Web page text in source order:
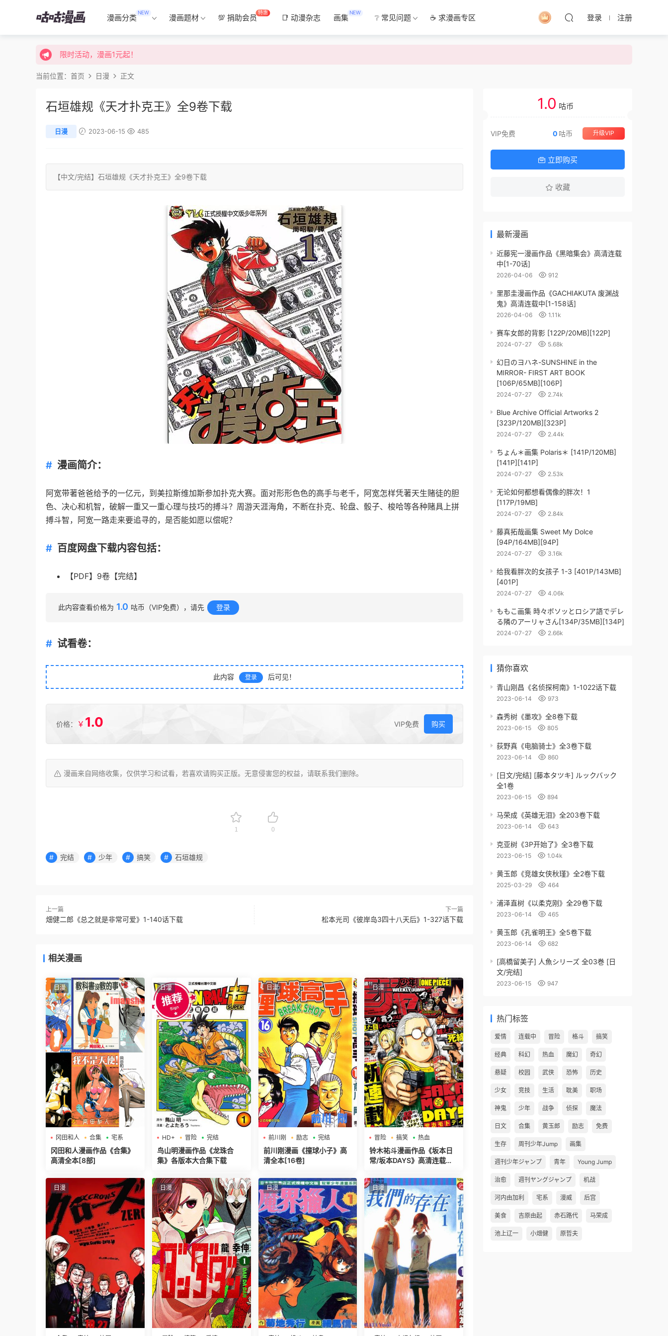
漫画分类
NEW
漫画题材 💯 捐助会员
特惠
📑 动漫杂志 画集
NEW
❔ 常见问题 ☕ 求漫画专区 登录 注册
限时特价购买终身会员享受全站免费体验！
限时特价购买终身会员享受全站免费体验！
当前位置： 首页 日漫 正文
石垣雄规《天才扑克王》全9卷下载
日漫 2023-06-15 485
【中文/完结】 石垣雄规 《天才扑克王》全9卷下载
漫画简介：
阿宽带著爸爸给予的一亿元，到美拉斯维加斯参加扑克大赛。面对形形色色的高手与老千，阿宽怎样凭著天生赌徒的胆
色、决心和机智，破解一重又一重心理与技巧的搏斗？周游天涯海角，不断在扑克、轮盘、骰子、梭哈等各种赌具上拼
搏斗智，阿宽一路走来要追寻的，是否能如愿以偿呢？
百度网盘下载内容包括：
【PDF】9卷【完结】
此内容查看价格为 1.0 咕币（VIP免费），请先 登录
试看卷：
此内容 登录 后可见！
价格： ￥1.0 VIP免费 购买
漫画来自网络收集，仅供学习和试看，若喜欢请购买正版。无意侵害您的权益，请联系我们删除。
1 0
完结 少年 搞笑 石垣雄规
上一篇
畑健二郎《总之就是非常可爱》1-140话下载
下一篇
松本光司《彼岸岛3四十八天后》1-327话下载
相关漫画
日漫
冈田和人 合集 宅系
冈田和人漫画作品《合集》
高清全本[8部]
日漫
HD+ 冒险 完结
鸟山明漫画作品《龙珠合
集》各版本大合集下载
日漫
前川刚 励志 完结
前川刚漫画《撞球小子》高
清全本[16卷]
日漫
冒险 搞笑 热血
铃木祐斗漫画作品《坂本日
常/坂本DAYS》高清连载中
日漫 日漫 日漫 日漫
1.0 咕币
VIP免费 升级VIP
0 咕币
立即购买
收藏
最新漫画
近藤宪一漫画作品《黑暗集会》高清连载
中[1-70话]
2026-04-06 912
里那圭漫画作品《GACHIAKUTA 废渊战
鬼》高清连载中[1-158话]
2026-04-06 1.11k
赛车女郎的背影 [122P/20MB][122P]
2024-07-27 5.68k
幻日のヨハネ-SUNSHINE in the
MIRROR- FIRST ART BOOK
[106P/65MB][106P]
2024-07-27 2.74k
Blue Archive Official Artworks 2
[323P/120MB][323P]
2024-07-27 2.44k
ちょん＊画集 Polaris＊ [141P/120MB]
[141P][141P]
2024-07-27 2.53k
无论如何都想看偶像的胖次！1
[117P/19MB]
2024-07-27 2.84k
藤真拓哉画集 Sweet My Dolce
[94P/164MB][94P]
2024-07-27 3.16k
给我看胖次的女孩子 1-3 [401P/143MB]
[401P]
2024-07-27 4.06k
ももこ画集 時々ボソッとロシア語でデレ
る隣のアーリャさん[134P/35MB][134P]
2024-07-27 2.66k
猜你喜欢
青山刚昌《名侦探柯南》1-1022话下载
2023-06-14 973
森秀树《墨攻》全8卷下载
2023-06-15 805
荻野真《电脑骑士》全3卷下载
2023-06-14 860
[日文/完结] [藤本タツキ] ルックバック
全1卷
2023-06-15 894
马荣成《英雄无泪》全203卷下载
2023-06-14 643
克亚树《3P开始了》全3卷下载
2023-06-15 1.04k
黄玉郎《竞雄女侠秋瑾》全2卷下载
2025-03-29 464
浦泽直树《以柔克刚》全29卷下载
2023-06-14 465
黄玉郎《孔雀明王》全5卷下载
2023-06-14 682
[高橋留美子] 人魚シリーズ 全03巻 [日
文/完结]
2023-06-15 947
热门标签
爱情 连载中 冒险 格斗 搞笑
经典 科幻 热血 魔幻 奇幻
悬疑 校园 武侠 恐怖 历史
少女 竞技 生活 耽美 职场
神鬼 少年 战争 侦探 魔法
日文 合集 黄玉郎 励志 免费
生存 周刊少年Jump 画集
週刊少年ジャンプ 青年 Young Jump
治愈 週刊ヤングジャンプ 机战
河内由加利 宅系 漫威 后宫
美食 吉原由起 赤石路代 马荣成
池上辽一 小畑健 原哲夫